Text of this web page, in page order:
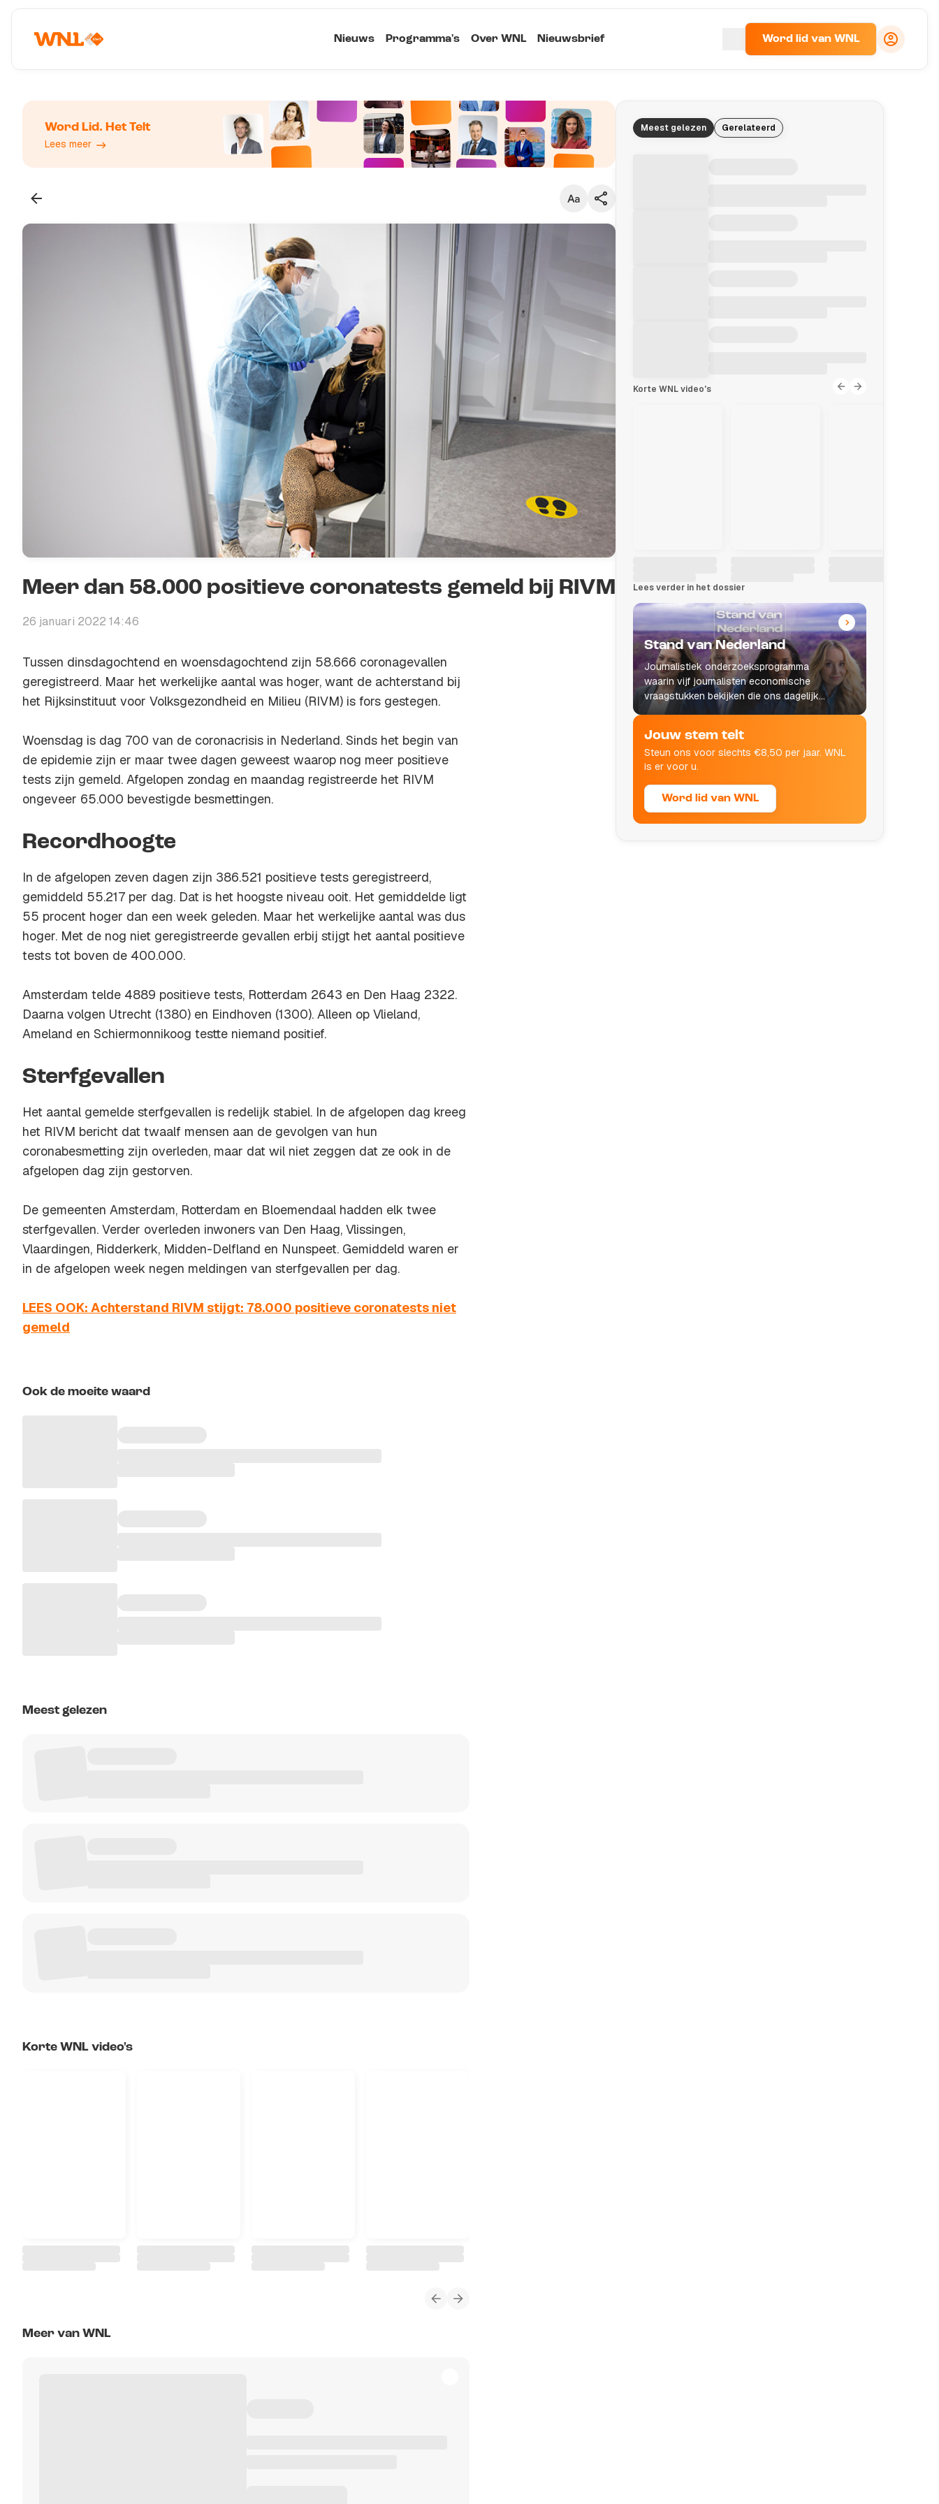
Nieuws Programma's Over WNL Nieuwsbrief Word lid van WNL
Word Lid. Het Telt
Lees meer
Klein
Standaard
Kopieer link
Meer dan 58.000 positieve coronatests gemeld bij RIVM
26 januari 2022 14:46
Tussen dinsdagochtend en woensdagochtend zijn 58.666 coronagevallen
geregistreerd. Maar het werkelijke aantal was hoger, want de achterstand bij
het Rijksinstituut voor Volksgezondheid en Milieu (RIVM) is fors gestegen.
Woensdag is dag 700 van de coronacrisis in Nederland. Sinds het begin van
de epidemie zijn er maar twee dagen geweest waarop nog meer positieve
tests zijn gemeld. Afgelopen zondag en maandag registreerde het RIVM
ongeveer 65.000 bevestigde besmettingen.
Recordhoogte
In de afgelopen zeven dagen zijn 386.521 positieve tests geregistreerd,
gemiddeld 55.217 per dag. Dat is het hoogste niveau ooit. Het gemiddelde ligt
55 procent hoger dan een week geleden. Maar het werkelijke aantal was dus
hoger. Met de nog niet geregistreerde gevallen erbij stijgt het aantal positieve
tests tot boven de 400.000.
Amsterdam telde 4889 positieve tests, Rotterdam 2643 en Den Haag 2322.
Daarna volgen Utrecht (1380) en Eindhoven (1300). Alleen op Vlieland,
Ameland en Schiermonnikoog testte niemand positief.
Sterfgevallen
Het aantal gemelde sterfgevallen is redelijk stabiel. In de afgelopen dag kreeg
het RIVM bericht dat twaalf mensen aan de gevolgen van hun
coronabesmetting zijn overleden, maar dat wil niet zeggen dat ze ook in de
afgelopen dag zijn gestorven.
De gemeenten Amsterdam, Rotterdam en Bloemendaal hadden elk twee
sterfgevallen. Verder overleden inwoners van Den Haag, Vlissingen,
Vlaardingen, Ridderkerk, Midden-Delfland en Nunspeet. Gemiddeld waren er
in de afgelopen week negen meldingen van sterfgevallen per dag.
LEES OOK: Achterstand RIVM stijgt: 78.000 positieve coronatests niet
gemeld
Ook de moeite waard
Meest gelezen
Korte WNL video's
Meer van WNL
Meest gelezen Gerelateerd
Korte WNL video's
Lees verder in het dossier
Stand van Nederland
Journalistiek onderzoeksprogramma
waarin vijf journalisten economische
vraagstukken bekijken die ons dagelijks
leven raken.
Jouw stem telt
Steun ons voor slechts €8,50 per jaar. WNL
is er voor u.
Word lid van WNL